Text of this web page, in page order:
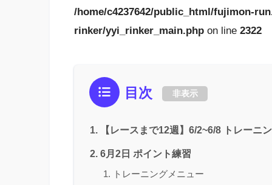
/home/c4237642/public_html/fujimon-
rinker/yyi_rinker_main.php on line 2322
目次 非表示
【レースまで12週】6/2~6/8 トレーニ
6月2日 ポイント練習
トレーニングメニュー